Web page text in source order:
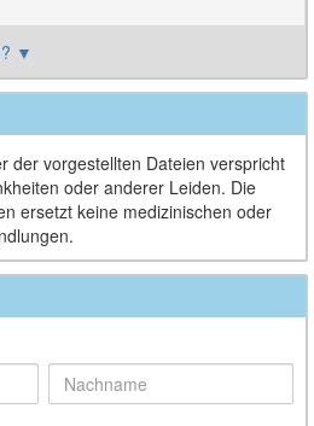
▼
der vorgestellten Dateien verspricht
oder anderer Leiden. Die
ersetzt keine medizinischen oder